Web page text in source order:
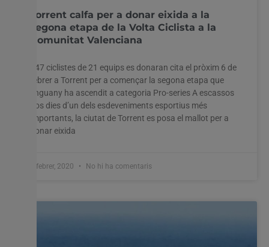
Torrent calfa per a donar eixida a la
segona etapa de la Volta Ciclista a la
Comunitat Valenciana
147 ciclistes de 21 equips es donaran cita el pròxim 6 de
febrer a Torrent per a començar la segona etapa que
enguany ha ascendit a categoria Pro-series A escassos
dos dies d’un dels esdeveniments esportius més
importants, la ciutat de Torrent es posa el mallot per a
donar eixida
4 febrer, 2020 No hi ha comentaris